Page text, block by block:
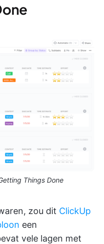
Things Done
zou dit ClickUp
een
vele lagen met